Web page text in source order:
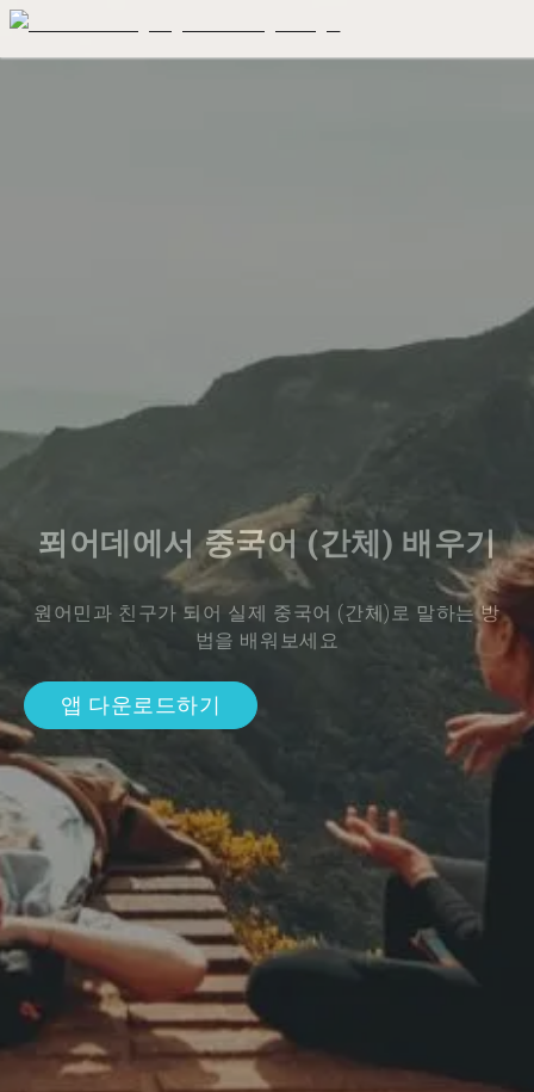
푀어데에서 중국어 (간체) 배우기
원어민과 친구가 되어 실제 중국어 (간체)로 말하는 방
법을 배워보세요
앱 다운로드하기